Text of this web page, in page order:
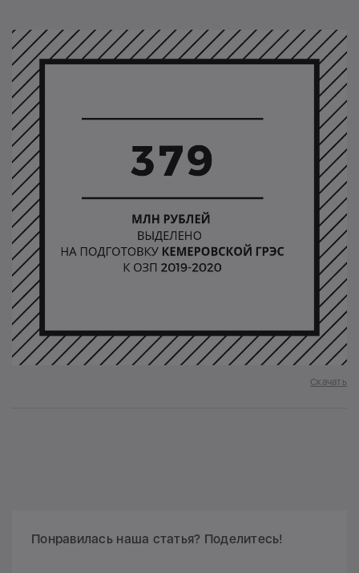
Скачать
Понравилась наша статья? Поделитесь!